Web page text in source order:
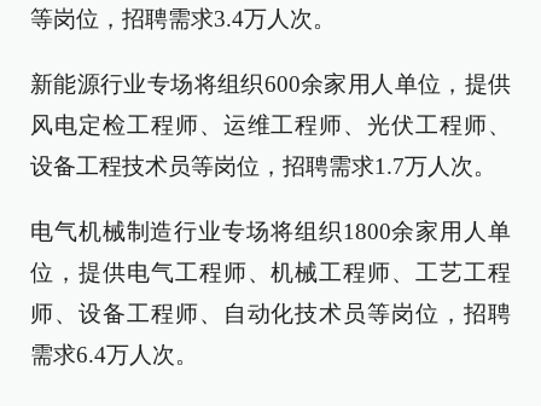
等岗位，招聘需求3.4万人次。
新能源行业专场将组织600余家用人单位，提供
风电定检工程师、运维工程师、光伏工程师、
设备工程技术员等岗位，招聘需求1.7万人次。
电气机械制造行业专场将组织1800余家用人单
位，提供电气工程师、机械工程师、工艺工程
师、设备工程师、自动化技术员等岗位，招聘
需求6.4万人次。